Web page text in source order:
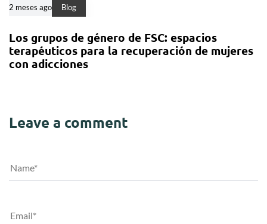
2 meses ago Blog
Los grupos de género de FSC: espacios
terapéuticos para la recuperación de mujeres
con adicciones
Leave a comment